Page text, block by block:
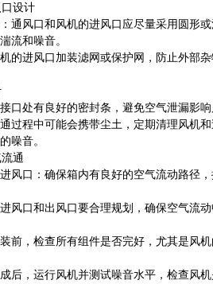
设计
风口和风机的进风口应尽量采用圆形或
流和噪音。
进风口加装滤网或保护网，防止外部杂
处有良好的密封条，避免空气泄漏影响
程中可能会携带尘土，定期清理风机和
噪音。
通
口：确保箱内有良好的空气流动路径，
口和出风口要合理规划，确保空气流动
，检查所有组件是否完好，尤其是风机
，运行风机并测试噪音水平，检查风机